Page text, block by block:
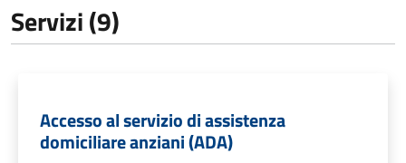
Servizi (9)
Accesso al servizio di assistenza
domiciliare anziani (ADA)